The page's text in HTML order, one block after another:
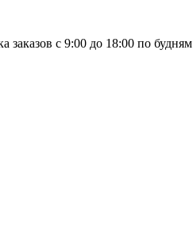
заказов с 9:00 до 18:00 по будням